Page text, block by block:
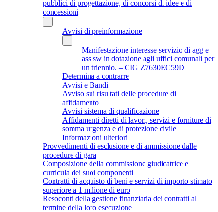
pubblici di progettazione, di concorsi di idee e di
concessioni
Avvisi di preinformazione
Manifestazione interesse servizio di agg e
ass sw in dotazione agli uffici comunali per
un triennio. – CIG Z7630EC59D
Determina a contrarre
Avvisi e Bandi
Avviso sui risultati delle procedure di
affidamento
Avvisi sistema di qualificazione
Affidamenti diretti di lavori, servizi e forniture di
somma urgenza e di protezione civile
Informazioni ulteriori
Provvedimenti di esclusione e di ammissione dalle
procedure di gara
Composizione della commissione giudicatrice e
curricula dei suoi componenti
Contratti di acquisto di beni e servizi di importo stimato
superiore a 1 milione di euro
Resoconti della gestione finanziaria dei contratti al
termine della loro esecuzione